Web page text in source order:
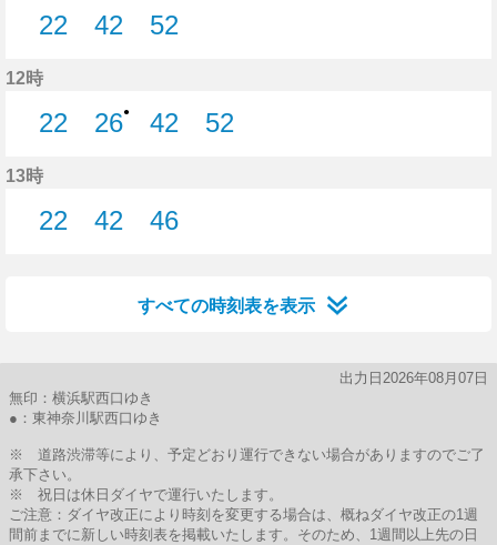
22
42
52
12時
22
26●
42
52
13時
22
42
46
すべての時刻表を表示
出力日2026年08月07日
無印：横浜駅西口ゆき
●：東神奈川駅西口ゆき
※ 道路渋滞等により、予定どおり運行できない場合がありますのでご了
承下さい。
※ 祝日は休日ダイヤで運行いたします。
ご注意：ダイヤ改正により時刻を変更する場合は、概ねダイヤ改正の1週
間前までに新しい時刻表を掲載いたします。そのため、1週間以上先の日